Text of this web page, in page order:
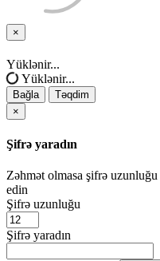
×
Bağla
Yüklənir...
Yüklənir...
Bağla
Təqdim
×
Şifrə yaradın
Zəhmət olmasa şifrə
edin
Şifrə uzunluğu
Şifrə yaradın